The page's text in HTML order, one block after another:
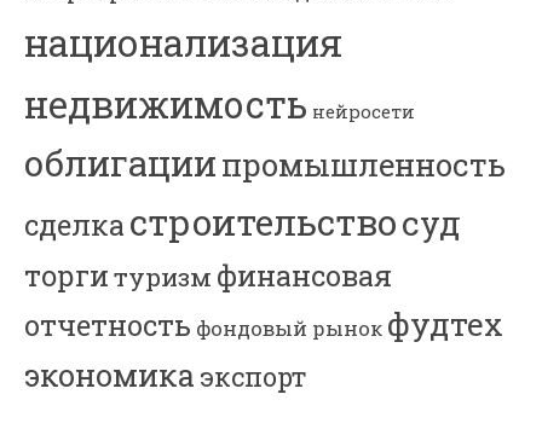
национализация
недвижимость нейросети
облигациипромышленность
сделкастроительствосуд
торгитуризм финансовая
отчетность фондовый рынок фудтех
экономика экспорт